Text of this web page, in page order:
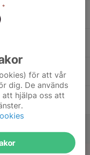
för att vår
dig. De används
hjälpa oss att